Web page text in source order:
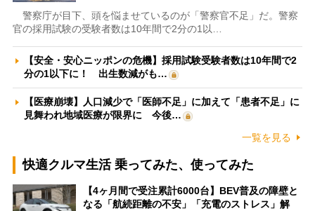
警察庁が目下、頭を悩ませているのが「警察官不足」だ。警察
官の採用試験の受験者数は10年間で2分の1以…
【安全・安心ニッポンの危機】採用試験受験者数は10年間で2
分の1以下に！ 出生数減がも…
【医療崩壊】人口減少で「医師不足」に加えて「患者不足」に
見舞われ地域医療が限界に 今後…
一覧を見る
快適クルマ生活 乗ってみた、使ってみた
【4ヶ月間で受注累計6000台】BEV普及の障壁と
なる「航続距離の不安」「充電のストレス」解